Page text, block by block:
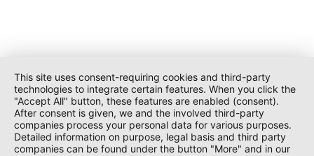
This site uses consent-requiring cookies and third-party
technologies to integrate certain features. When you click the
"Accept All" button, these features are enabled (consent).
After consent is given, we and the involved third-party
companies process your personal data for various purposes.
Detailed information on purpose, legal basis and third party
companies can be found under the button "More" and in our